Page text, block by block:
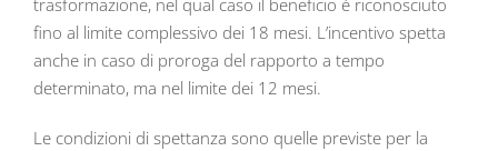
trasformazione, nel qual caso il beneficio è riconosciuto
fino al limite complessivo dei 18 mesi. L’incentivo spetta
anche in caso di proroga del rapporto a tempo
determinato, ma nel limite dei 12 mesi.
Le condizioni di spettanza sono quelle previste per la